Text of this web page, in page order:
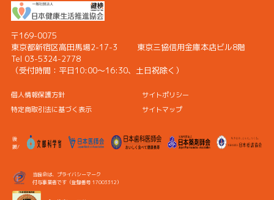
〒169-0075
東京都新宿区高田馬場2-17-3 東京三協信用金庫本店ビル8階
Tel 03-5324-2778
（受付時間： 平日10:00〜16:30、土日祝除く）
個人情報保護方針
サイトポリシー
特定商取引法に基づく表示
サイトマップ
後
援/
当協会は、プライバシーマーク
付与事業者です（登録番号 17003312）